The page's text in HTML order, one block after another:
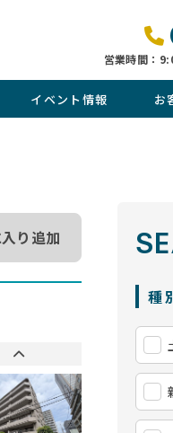
営業時間：
イベント情報 お
り追加
種